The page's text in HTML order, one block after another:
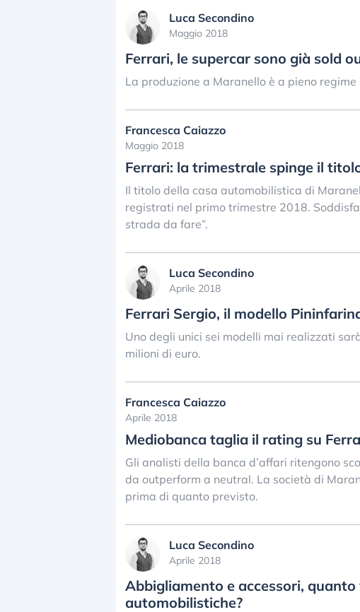
Luca Secondino
Maggio 2018
Ferrari, le supercar sono già sold
La produzione a Maranello è a pieno
Francesca Caiazzo
Maggio 2018
Ferrari: la trimestrale spinge il
Il titolo della casa automobilistica di
registrati nel primo trimestre 2018.
strada da fare”.
Luca Secondino
Aprile 2018
Ferrari Sergio, il modello
Uno degli unici sei modelli mai realizzati
milioni di euro.
Francesca Caiazzo
Aprile 2018
Mediobanca taglia il rating su
Gli analisti della banca d’affari ritengono
da outperform a neutral. La società di
prima di quanto previsto.
Luca Secondino
Aprile 2018
Abbigliamento e accessori,
automobilistiche?